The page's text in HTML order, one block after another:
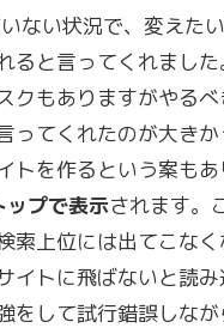
ない状況で、変えた
ると言ってくれまし
クもありますがやる
てくれたのが大きか
トを作るという案も
プで表示されます。
索上位には出てこな
イトに飛ばないと読
をして試行錯誤しな